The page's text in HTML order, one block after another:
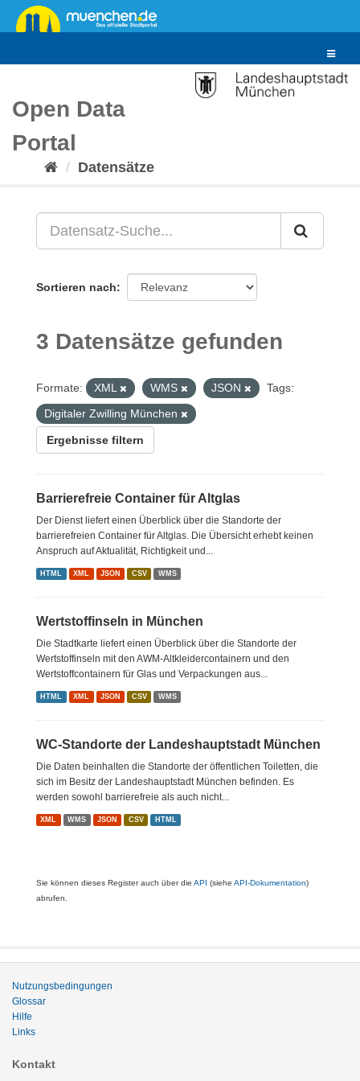
Überspringen
zum
Toggle
Open Data
Portal
Datensätze
Sortieren nach
3 Datensätze gefunden
Formate: XML WMS JSON
Tags:
Digitaler Zwilling München
Ergebnisse filtern
Barrierefreie Container für Altglas
Der Dienst liefert einen Überblick über die Standorte der
barrierefreien Container für Altglas. Die Übersicht erhebt keinen
Anspruch auf Aktualität, Richtigkeit und...
HTML XML JSON CSV WMS
Wertstoffinseln in München
Die Stadtkarte liefert einen Überblick über die Standorte der
Wertstoffinseln mit den AWM-Altkleidercontainern und den
Wertstoffcontainern für Glas und Verpackungen aus...
HTML XML JSON CSV WMS
WC-Standorte der Landeshauptstadt München
Die Daten beinhalten die Standorte der öffentlichen Toiletten, die
sich im Besitz der Landeshauptstadt München befinden. Es
werden sowohl barrierefreie als auch nicht...
XML WMS JSON CSV HTML
Sie können dieses Register auch über die API (siehe API-Dokumentation)
abrufen.
Nutzungsbedingungen
Glossar
Hilfe
Links
Kontakt